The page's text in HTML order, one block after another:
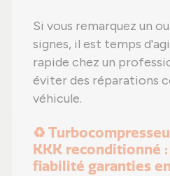
Si vous remarquez un
signes, il est temps
rapide chez un
éviter des réparations
véhicule.
♻️
KKK reconditionné
fiabilité garanties